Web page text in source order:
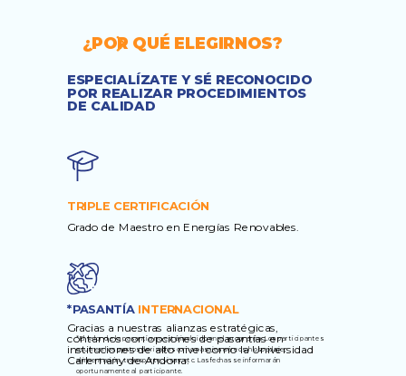
¿POR QUÉ ELEGIRNOS?
TRIPLE CERTIFICACIÓN
Grado de Maestro en Energías Renovables.
*PASANTÍA INTERNACIONAL
Gracias a nuestras alianzas estratégicas,
contamos con opciones de pasantías en
instituciones de alto nivel comola Universidad
Carlemany de Andorra.
ESPECIALÍZATE Y SÉ RECONOCIDO
POR REALIZAR PROCEDIMIENTOS
DE CALIDAD
*El valor de la pasantía no está incluido en el programa. Los participantes
asumen los gastos derivados como pasajes aéreos, hospedaje,
alimentación, transporte, visas, etc. Las fechas se informarán
oportunamente al participante.